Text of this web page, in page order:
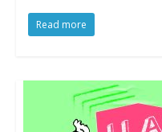
Read more